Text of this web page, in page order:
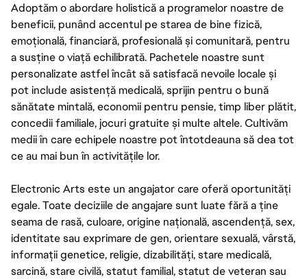
Adoptăm o abordare holistică a programelor noastre de
beneficii, punând accentul pe starea de bine fizică,
emoțională, financiară, profesională și comunitară, pentru
a susține o viață echilibrată. Pachetele noastre sunt
personalizate astfel încât să satisfacă nevoile locale și
pot include asistență medicală, sprijin pentru o bună
sănătate mintală, economii pentru pensie, timp liber plătit,
concedii familiale, jocuri gratuite și multe altele. Cultivăm
medii în care echipele noastre pot întotdeauna să dea tot
ce au mai bun în activitățile lor.
Electronic Arts este un angajator care oferă oportunități
egale. Toate deciziile de angajare sunt luate fără a ține
seama de rasă, culoare, origine națională, ascendență, sex,
identitate sau exprimare de gen, orientare sexuală, vârstă,
informații genetice, religie, dizabilități, stare medicală,
sarcină, stare civilă, statut familial, statut de veteran sau